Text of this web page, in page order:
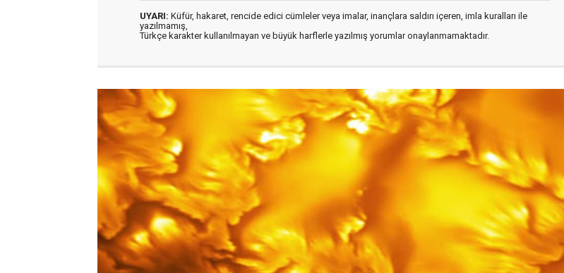
UYARI: Küfür, hakaret, rencide edici cümleler veya imalar, inançlara saldırı içeren, imla kuralları ile
yazılmamış,
Türkçe karakter kullanılmayan ve büyük harflerle yazılmış yorumlar onaylanmamaktadır.